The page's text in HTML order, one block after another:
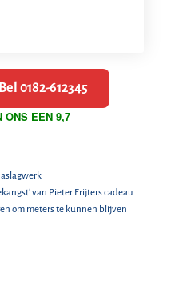
0182-612345
ONS EEN 9,7
van Pieter Frijters cadeau
om meters te kunnen blijven